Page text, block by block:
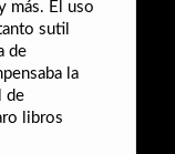
más. El uso
sutil
de
la
de
libros